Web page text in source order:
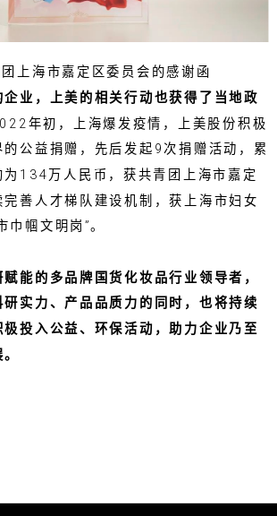
上海市嘉定区委员会的感谢函
业，上美的相关行动也获得了当地政
年初，上海爆发疫情，上美股份积极
公益捐赠，先后发起9次捐赠活动，累
为134万人民币，获共青团上海市嘉定
善人才梯队建设机制，获上海市妇女
巾帼文明岗”。
赋能的多品牌国货化妆品行业领导者，
实力、产品品质力的同时，也将持续
投入公益、环保活动，助力企业乃至